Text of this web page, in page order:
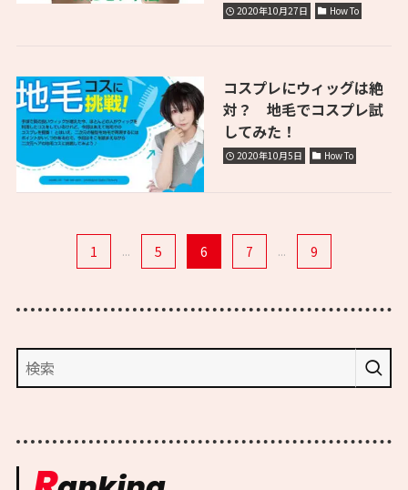
2020年10月27日 How To
コスプレにウィッグは絶
対？ 地毛でコスプレ試
してみた！
2020年10月5日 How To
1 ... 5 6 7 ... 9